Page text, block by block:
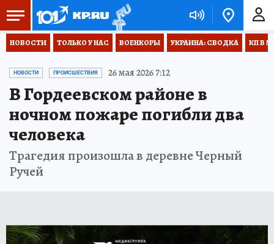
НОВОСТИ ТОЛЬКО У НАС ВОЕНКОРЫ УКРАИНА: СВОДКА КП В
НОВОСТИ ПРОИСШЕСТВИЯ 26 мая 2026 7:12
В Гордеевском районе в
ночном пожаре погибли два
человека
Трагедия произошла в деревне Черный
Ручей